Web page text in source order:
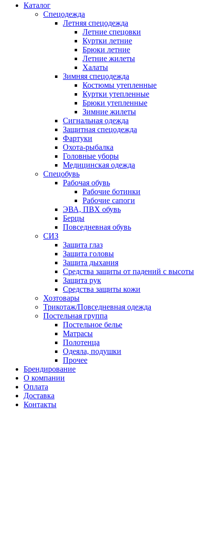
Каталог
Спецодежда
Летняя спецодежда
Летние спецовки
Куртки летние
Брюки летние
Летние жилеты
Халаты
Зимняя спецодежда
Костюмы утепленные
Куртки утепленные
Брюки утепленные
Зимние жилеты
Сигнальная одежда
Защитная спецодежда
Фартуки
Охота-рыбалка
Головные уборы
Медицинская одежда
Спецобувь
Рабочая обувь
Рабочие ботинки
Рабочие сапоги
ЭВА, ПВХ обувь
Берцы
Повседневная обувь
СИЗ
Защита глаз
Защита головы
Защита дыхания
Средства защиты от падений с высоты
Защита рук
Средства защиты кожи
Хозтовары
Трикотаж/Повседневная одежда
Постельная группа
Постельное белье
Матрасы
Полотенца
Одеяла, подушки
Прочее
Брендирование
О компании
Оплата
Доставка
Контакты